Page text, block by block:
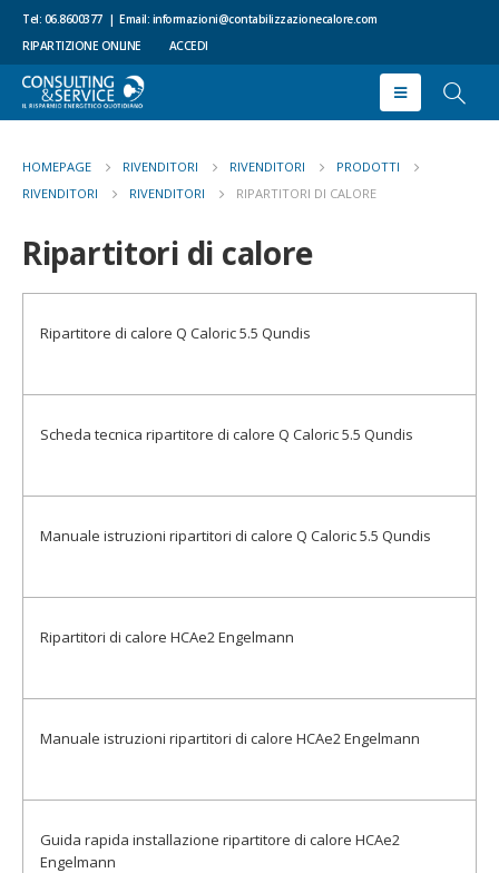
Tel: 06.8600377 | Email: informazioni@contabilizzazionecalore.com
RIPARTIZIONE ONLINE
ACCEDI
HOMEPAGE RIVENDITORI RIVENDITORI
PRODOTTI
RIVENDITORI
RIVENDITORI RIPARTITORI DI CALORE
Ripartitori di calore
Ripartitore di calore Q Caloric 5.5 Qundis
Scheda tecnica ripartitore di calore Q Caloric 5.5 Qundis
Manuale istruzioni ripartitori di calore Q Caloric 5.5 Qundis
Ripartitori di calore HCAe2 Engelmann
Manuale istruzioni ripartitori di calore HCAe2 Engelmann
Guida rapida installazione ripartitore di calore HCAe2
Engelmann